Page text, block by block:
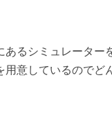
るシミュレーター
意しているのでど